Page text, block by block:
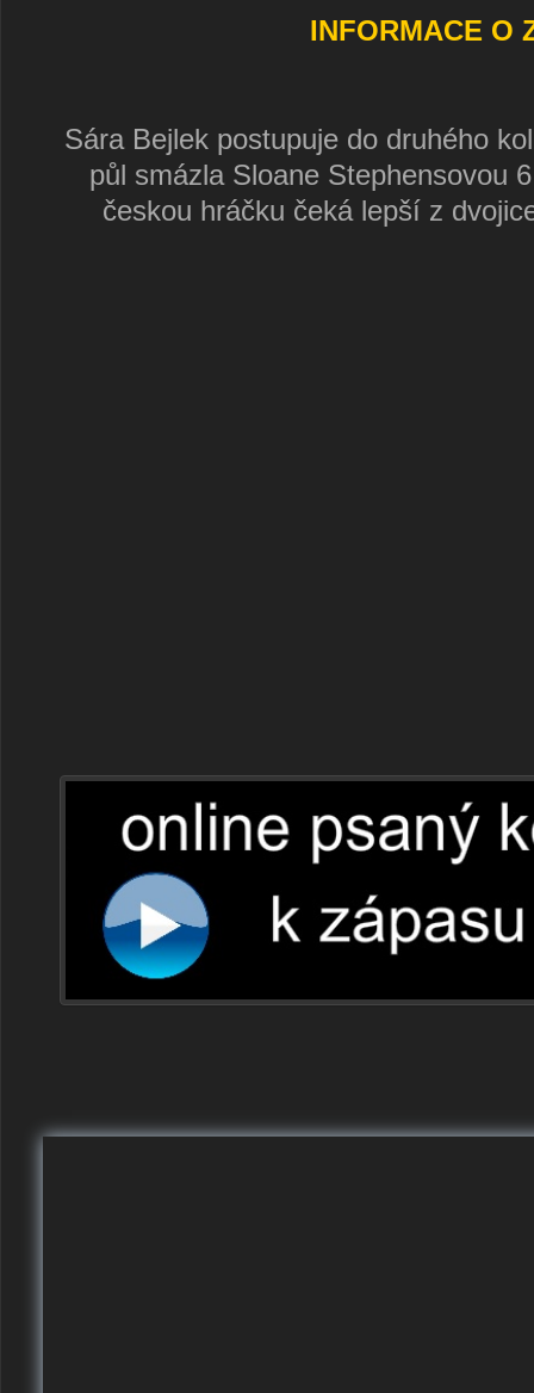
INFORMACE O
Sára Bejlek postupuje do druhého
půl smázla Sloane Stephensovou
českou hráčku čeká lepší z